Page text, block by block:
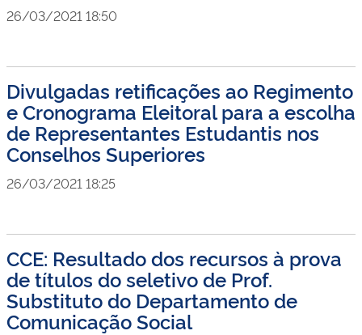
26/03/2021 18:50
Divulgadas retificações ao Regimento
e Cronograma Eleitoral para a escolha
de Representantes Estudantis nos
Conselhos Superiores
26/03/2021 18:25
CCE: Resultado dos recursos à prova
de títulos do seletivo de Prof.
Substituto do Departamento de
Comunicação Social